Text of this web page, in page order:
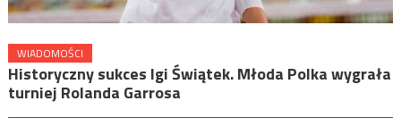
WIADOMOŚCI
Historyczny sukces Igi Świątek. Młoda Polka wygrała
turniej Rolanda Garrosa